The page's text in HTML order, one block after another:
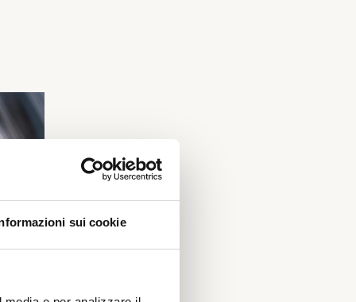
sui cookie